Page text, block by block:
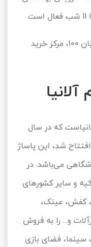
آدرس: آلانیا، منطقه‌ی کوناکلی، خیابان 100، مرکز خرید
که در سال
شد، این پاساژ
می‌باشد. در
و سایر کشورهای
کفش، عینک،
و... را به فروش
سینما، فضای بازی